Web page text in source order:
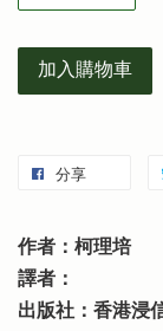
加入購物車
分享
作者：柯理培
譯者：
出版社：香港浸